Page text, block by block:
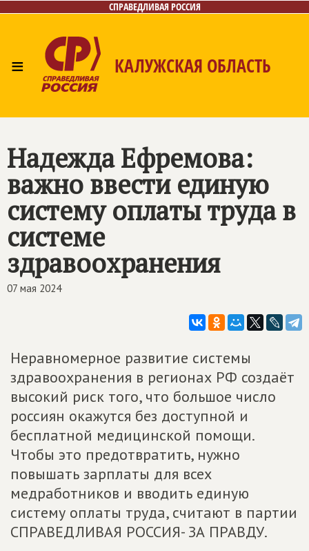
СПРАВЕДЛИВАЯ РОССИЯ
≡ КАЛУЖСКАЯ ОБЛАСТЬ
Контакты
Надежда Ефремова:
важно ввести единую
систему оплаты труда в
системе
здравоохранения
07 мая 2024
Неравномерное развитие системы
здравоохранения в регионах РФ создаёт
высокий риск того, что большое число
россиян окажутся без доступной и
бесплатной медицинской помощи.
Чтобы это предотвратить, нужно
повышать зарплаты для всех
медработников и вводить единую
систему оплаты труда, считают в партии
СПРАВЕДЛИВАЯ РОССИЯ- ЗА ПРАВДУ.